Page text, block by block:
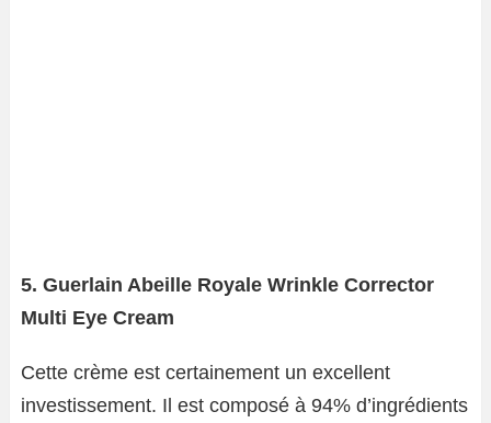
5. Guerlain Abeille Royale Wrinkle Corrector
Multi Eye Cream
Cette crème est certainement un excellent
investissement. Il est composé à 94% d’ingrédients